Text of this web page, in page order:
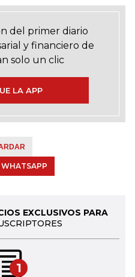
del primer diario
y financiero de
solo un clic
LA APP
WHATSAPP
EXCLUSIVOS PARA
1